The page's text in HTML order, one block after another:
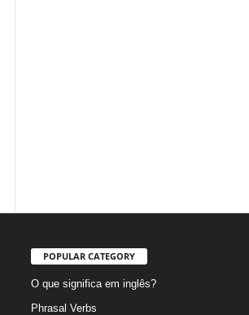
POPULAR CATEGORY
O que significa em inglês?
Phrasal Verbs